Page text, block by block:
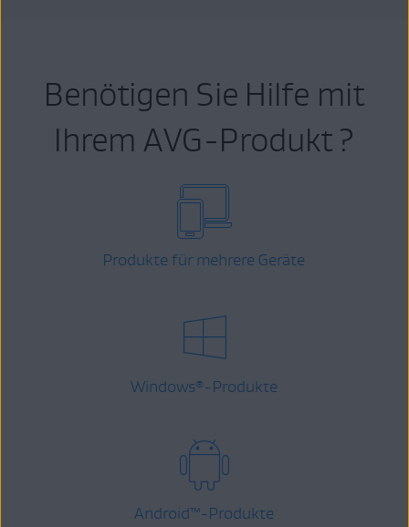
Benötigen Sie Hilfe mit
Ihrem AVG-Produkt ?
Produkte für mehrere Geräte
Windows® -Produkte
Android™-Produkte